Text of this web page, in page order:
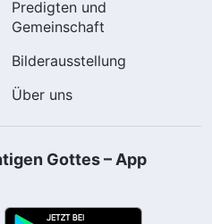
Predigten und
Gemeinschaft
Bilderausstellung
Über uns
Gottes – App